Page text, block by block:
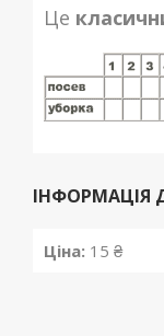
Це
ІНФОРМАЦІЯ
Ціна: 15 ₴